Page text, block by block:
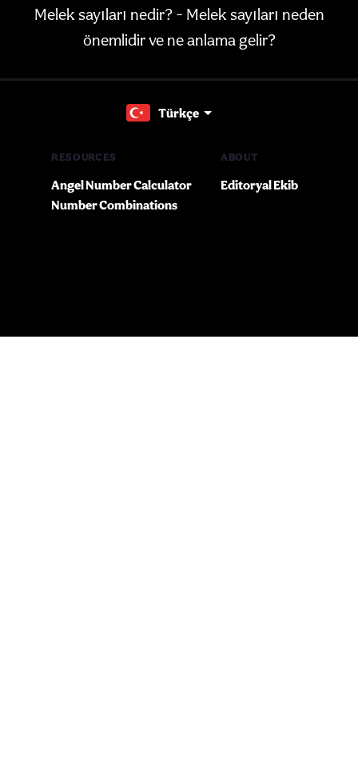
Melek sayıları nedir? - Melek sayıları neden
önemlidir ve ne anlama gelir?
Türkçe
RESOURCES
Angel Number Calculator
Number Combinations
ABOUT
Editoryal Ekib